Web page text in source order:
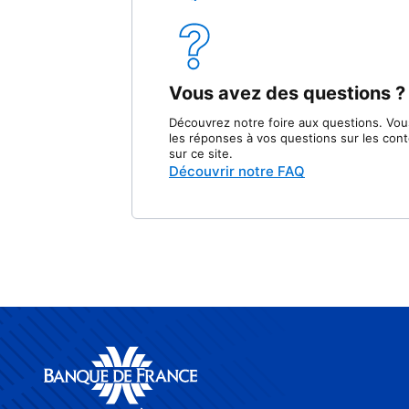
Vous avez des questions ?
Découvrez notre foire aux questions.
les réponses à vos questions sur les
sur ce site.
Découvrir notre FAQ